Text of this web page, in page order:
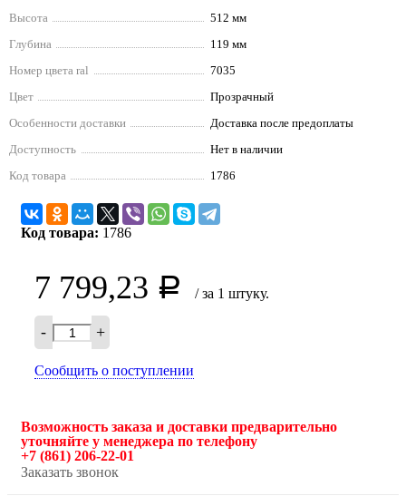
Высота
512 мм
Глубина
119 мм
Номер цвета ral
7035
Цвет
Прозрачный
Особенности доставки
Доставка после предоплаты
Доступность
Нет в наличии
Код товара
1786
Код товара: 1786
7 799,23 Р / за 1 штуку.
- +
Сообщить о поступлении
Возможность заказа и доставки предварительно
уточняйте у менеджера по телефону
+7 (861) 206-22-01
Заказать звонок